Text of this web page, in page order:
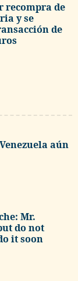
recompra de
y se
de
aún
Mr.
do not
it soon